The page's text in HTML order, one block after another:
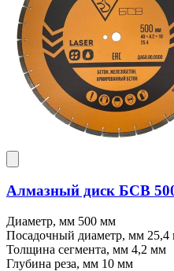
Алмазный диск БСВ
Диаметр, мм 500 мм
Посадочный диаметр, мм 25,4
Толщина сегмента, мм 4,2 мм
Глубина реза, мм 10 мм